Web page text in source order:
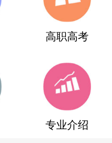
高职高考
专业介绍